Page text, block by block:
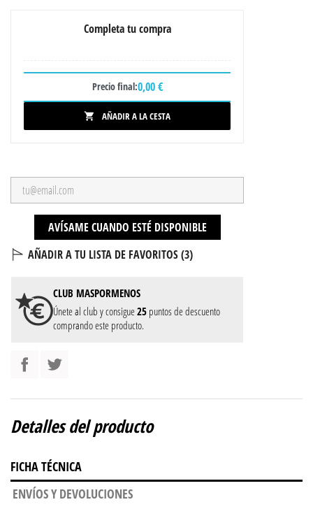
Completa tu compra
Precio final:0,00 €
 AÑADIR A LA CESTA
AVÍSAME CUANDO ESTÉ DISPONIBLE
AÑADIR A TU LISTA DE FAVORITOS (3)
CLUB MASPORMENOS
Únete al club y consigue25 puntos de descuento
comprando este producto.
Detalles del producto
FICHA TÉCNICA
ENVÍOS Y DEVOLUCIONES